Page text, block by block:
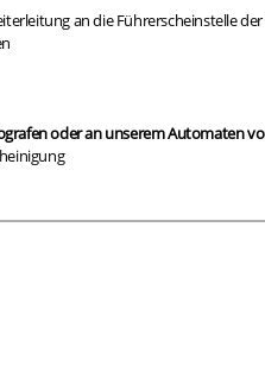
an die Führerscheinstelle der
oder an unserem Automaten